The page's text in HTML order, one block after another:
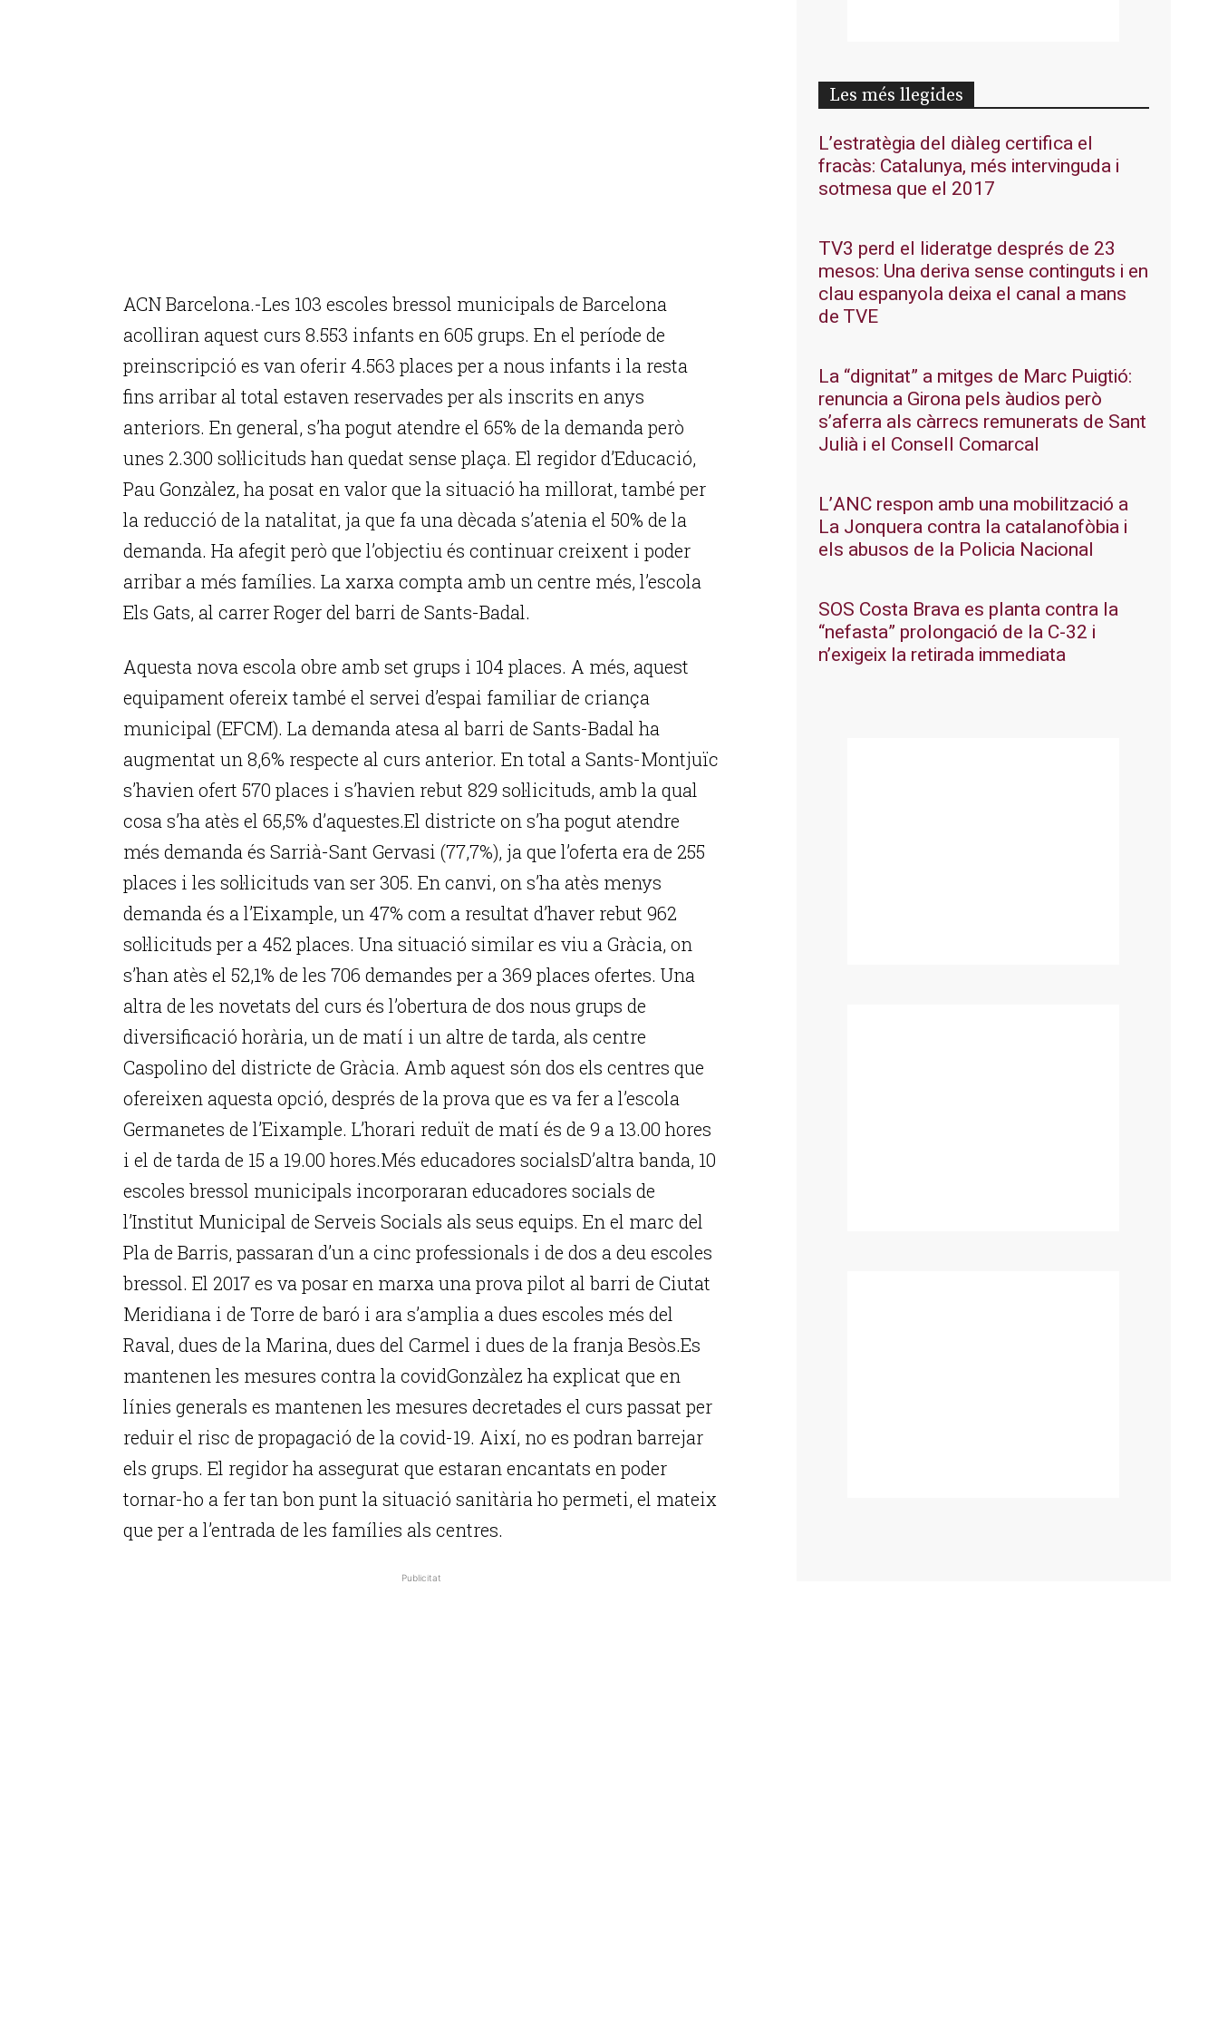
ACN Barcelona.-Les 103 escoles bressol municipals de Barcelona
acolliran aquest curs 8.553 infants en 605 grups. En el període de
preinscripció es van oferir 4.563 places per a nous infants i la resta
fins arribar al total estaven reservades per als inscrits en anys
anteriors. En general, s’ha pogut atendre el 65% de la demanda però
unes 2.300 sol·licituds han quedat sense plaça. El regidor d’Educació,
Pau Gonzàlez, ha posat en valor que la situació ha millorat, també per
la reducció de la natalitat, ja que fa una dècada s’atenia el 50% de la
demanda. Ha afegit però que l’objectiu és continuar creixent i poder
arribar a més famílies. La xarxa compta amb un centre més, l’escola
Els Gats, al carrer Roger del barri de Sants-Badal.
Aquesta nova escola obre amb set grups i 104 places. A més, aquest
equipament ofereix també el servei d’espai familiar de criança
municipal (EFCM). La demanda atesa al barri de Sants-Badal ha
augmentat un 8,6% respecte al curs anterior. En total a Sants-Montjuïc
s’havien ofert 570 places i s’havien rebut 829 sol·licituds, amb la qual
cosa s’ha atès el 65,5% d’aquestes.El districte on s’ha pogut atendre
més demanda és Sarrià-Sant Gervasi (77,7%), ja que l’oferta era de 255
places i les sol·licituds van ser 305. En canvi, on s’ha atès menys
demanda és a l’Eixample, un 47% com a resultat d’haver rebut 962
sol·licituds per a 452 places. Una situació similar es viu a Gràcia, on
s’han atès el 52,1% de les 706 demandes per a 369 places ofertes. Una
altra de les novetats del curs és l’obertura de dos nous grups de
diversificació horària, un de matí i un altre de tarda, als centre
Caspolino del districte de Gràcia. Amb aquest són dos els centres que
ofereixen aquesta opció, després de la prova que es va fer a l’escola
Germanetes de l’Eixample. L’horari reduït de matí és de 9 a 13.00 hores
i el de tarda de 15 a 19.00 hores.Més educadores socialsD’altra banda, 10
escoles bressol municipals incorporaran educadores socials de
l’Institut Municipal de Serveis Socials als seus equips. En el marc del
Pla de Barris, passaran d’un a cinc professionals i de dos a deu escoles
bressol. El 2017 es va posar en marxa una prova pilot al barri de Ciutat
Meridiana i de Torre de baró i ara s’amplia a dues escoles més del
Raval, dues de la Marina, dues del Carmel i dues de la franja Besòs.Es
mantenen les mesures contra la covidGonzàlez ha explicat que en
línies generals es mantenen les mesures decretades el curs passat per
reduir el risc de propagació de la covid-19. Així, no es podran barrejar
els grups. El regidor ha assegurat que estaran encantats en poder
tornar-ho a fer tan bon punt la situació sanitària ho permeti, el mateix
que per a l’entrada de les famílies als centres.
Publicitat
Les més llegides
L’estratègia del diàleg certifica el
fracàs: Catalunya, més intervinguda i
sotmesa que el 2017
TV3 perd el lideratge després de 23
mesos: Una deriva sense continguts i en
clau espanyola deixa el canal a mans
de TVE
La “dignitat” a mitges de Marc Puigtió:
renuncia a Girona pels àudios però
s’aferra als càrrecs remunerats de Sant
Julià i el Consell Comarcal
L’ANC respon amb una mobilització a
La Jonquera contra la catalanofòbia i
els abusos de la Policia Nacional
SOS Costa Brava es planta contra la
“nefasta” prolongació de la C-32 i
n’exigeix la retirada immediata